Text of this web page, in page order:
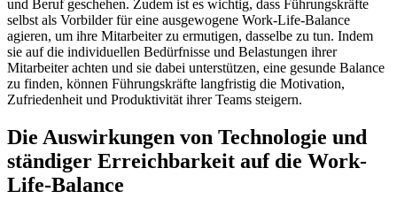
und Beruf geschehen. Zudem ist es wichtig, dass Führungskräfte
selbst als Vorbilder für eine ausgewogene Work-Life-Balance
agieren, um ihre Mitarbeiter zu ermutigen, dasselbe zu tun. Indem
sie auf die individuellen Bedürfnisse und Belastungen ihrer
Mitarbeiter achten und sie dabei unterstützen, eine gesunde Balance
zu finden, können Führungskräfte langfristig die Motivation,
Zufriedenheit und Produktivität ihrer Teams steigern.
Die Auswirkungen von Technologie und
ständiger Erreichbarkeit auf die Work-
Life-Balance